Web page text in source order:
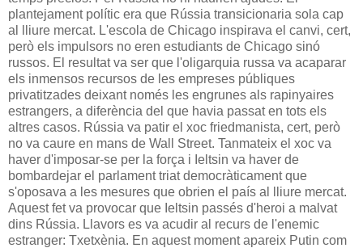
plantejament polític era que Rússia transicionaria sola cap
al lliure mercat. L'escola de Chicago inspirava el canvi, cert,
però els impulsors no eren estudiants de Chicago sinó
russos. El resultat va ser que l'oligarquia russa va acaparar
els inmensos recursos de les empreses públiques
privatitzades deixant només les engrunes als rapinyaires
estrangers, a diferència del que havia passat en tots els
altres casos. Rússia va patir el xoc friedmanista, cert, però
no va caure en mans de Wall Street. Tanmateix el xoc va
haver d'imposar-se per la força i Ieltsin va haver de
bombardejar el parlament triat democràticament que
s'oposava a les mesures que obrien el país al lliure mercat.
Aquest fet va provocar que Ieltsin passés d'heroi a malvat
dins Rússia. Llavors es va acudir al recurs de l'enemic
estranger: Txetxènia. En aquest moment apareix Putin com